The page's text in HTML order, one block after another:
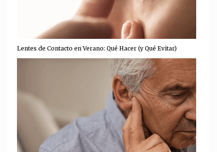
Lentes de Contacto en Verano: Qué Hacer (y Qué Evitar)